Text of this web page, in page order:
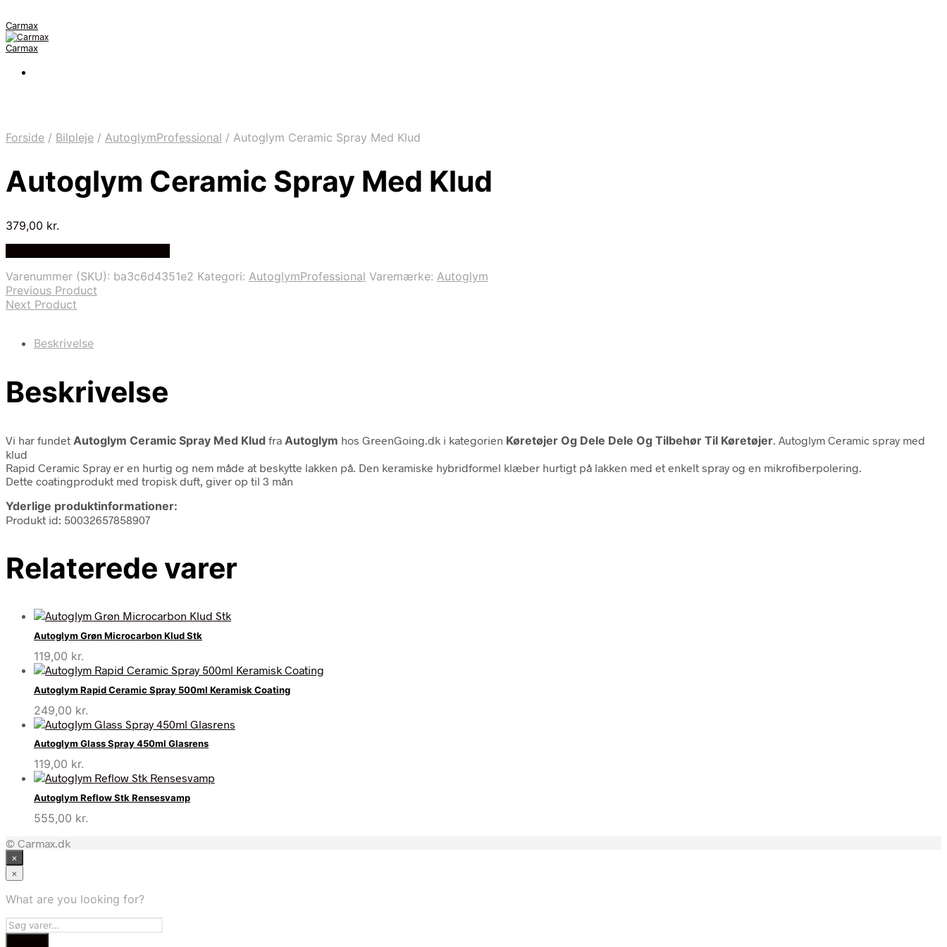
Carmax
Carmax
Forside / Bilpleje / AutoglymProfessional / Autoglym Ceramic Spray Med Klud
Autoglym Ceramic Spray Med Klud
379,00 kr.
Varenummer (SKU): ba3c6d4351e2 Kategori: AutoglymProfessional Varemærke: Autoglym
Previous Product
Next Product
Beskrivelse
Beskrivelse
Vi har fundet Autoglym Ceramic Spray Med Klud fra Autoglym hos GreenGoing.dk i kategorien Køretøjer Og Dele Dele Og Tilbehør Til Køretøjer . Autoglym Ceramic spray med
klud
Rapid Ceramic Spray er en hurtig og nem måde at beskytte lakken på. Den keramiske hybridformel klæber hurtigt på lakken med et enkelt spray og en mikrofiberpolering.
Dette coatingprodukt med tropisk duft, giver op til 3 mån
Yderlige produktinformationer:
Produkt id: 50032657858907
Relaterede varer
Autoglym Grøn Microcarbon Klud Stk
119,00 kr.
Autoglym Rapid Ceramic Spray 500ml Keramisk Coating
249,00 kr.
Autoglym Glass Spray 450ml Glasrens
119,00 kr.
Autoglym Reflow Stk Rensesvamp
555,00 kr.
© Carmax.dk
×
×
What are you looking for?